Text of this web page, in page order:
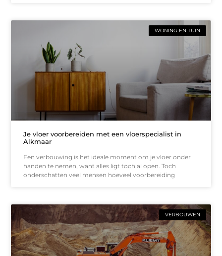
WONING EN TUIN
Je vloer voorbereiden met een vloerspecialist in
Alkmaar
Een verbouwing is het ideale moment om je vloer onder
handen te nemen, want alles ligt toch al open. Toch
onderschatten veel mensen hoeveel voorbereiding
VERBOUWEN